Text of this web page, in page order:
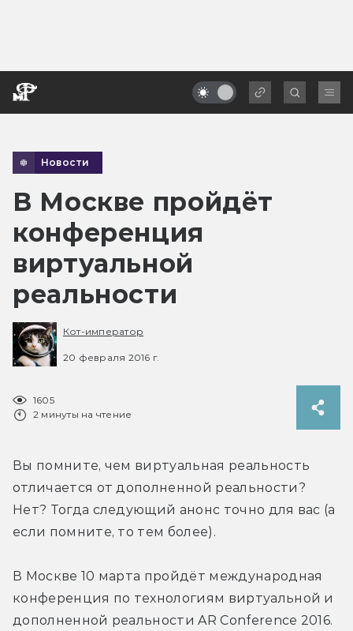
Новости
В Москве пройдёт
конференция
виртуальной
реальности
Кот-император
20 февраля 2016 г.
1605
2 минуты на чтение
Вы помните, чем виртуальная реальность
отличается от дополненной реальности?
Нет? Тогда следующий анонс точно для вас (а
если помните, то тем более).
В Москве 10 марта пройдёт международная
конференция по технологиям виртуальной и
дополненной реальности AR Conference 2016.